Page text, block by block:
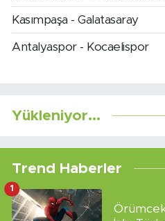
Kasımpaşa - Galatasaray
Antalyaspor - Kocaelispor
Yükleniyor...
Trend Haberler
1